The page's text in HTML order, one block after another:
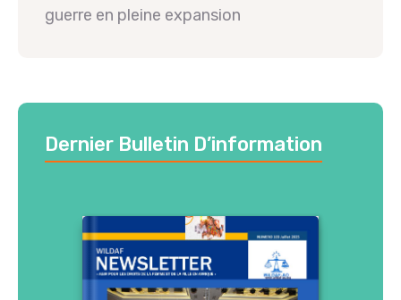
guerre en pleine expansion
Dernier Bulletin D’information